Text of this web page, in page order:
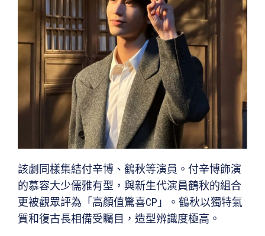
該劇同樣集結付辛博、鶴秋等演員。付辛博飾演
的慕容大少儒雅有型，與新生代演員鶴秋的組合
更被觀眾評為「高顏值驚喜CP」。鶴秋以獨特氣
質和復古長相備受矚目，造型辨識度極高。